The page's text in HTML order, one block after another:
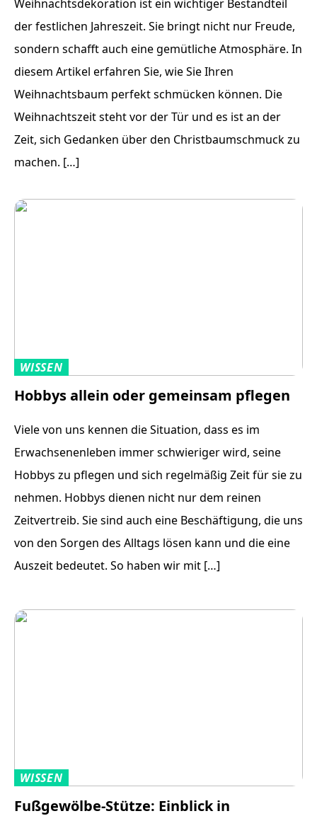
Weihnachtsdekoration ist ein wichtiger Bestandteil
der festlichen Jahreszeit. Sie bringt nicht nur Freude,
sondern schafft auch eine gemütliche Atmosphäre. In
diesem Artikel erfahren Sie, wie Sie Ihren
Weihnachtsbaum perfekt schmücken können. Die
Weihnachtszeit steht vor der Tür und es ist an der
Zeit, sich Gedanken über den Christbaumschmuck zu
machen. […]
WISSEN
Hobbys allein oder gemeinsam pflegen
Viele von uns kennen die Situation, dass es im
Erwachsenenleben immer schwieriger wird, seine
Hobbys zu pflegen und sich regelmäßig Zeit für sie zu
nehmen. Hobbys dienen nicht nur dem reinen
Zeitvertreib. Sie sind auch eine Beschäftigung, die uns
von den Sorgen des Alltags lösen kann und die eine
Auszeit bedeutet. So haben wir mit […]
WISSEN
Fußgewölbe-Stütze: Einblick in